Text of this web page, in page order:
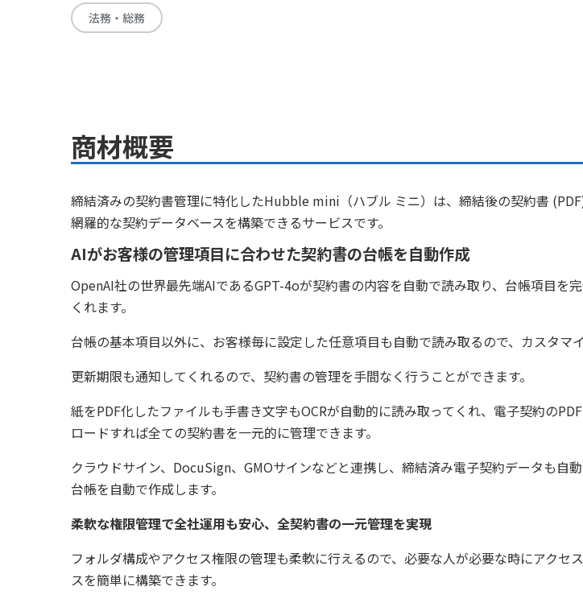
法務・総務
商材概要
締結済みの契約書管理に特化したHubble mini（ハブル ミニ）は、締結後の契約書
網羅的な契約データベースを構築できるサービスです。
AIがお客様の管理項目に合わせた契約書の台帳を自動作成
OpenAI社の世界最先端AIであるGPT-4oが契約書の内容を自動で読み取り、台帳項目を
くれます。
台帳の基本項目以外に、お客様毎に設定した任意項目も自動で読み取るので、カスタマ
更新期限も通知してくれるので、契約書の管理を手間なく行うことができます。
紙をPDF化したファイルも手書き文字もOCRが自動的に読み取ってくれ、電子契約の
ロードすれば全ての契約書を一元的に管理できます。
クラウドサイン、DocuSign、GMOサインなどと連携し、締結済み電子契約データも自動
台帳を自動で作成します。
柔軟な権限管理で全社運用も安心、全契約書の一元管理を実現
フォルダ構成やアクセス権限の管理も柔軟に行えるので、必要な人が必要な時にアクセ
スを簡単に構築できます。